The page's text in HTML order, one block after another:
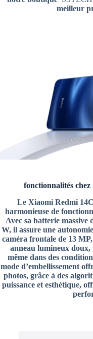
meilleur
Nos
fonctionnalités
Le Xiaomi Redmi
harmonieuse de
Avec sa batterie massive
W, il assure une
caméra frontale de 13
anneau lumineux doux,
même dans des
mode d’embellissement
photos, grâce à des
puissance et esthétique,